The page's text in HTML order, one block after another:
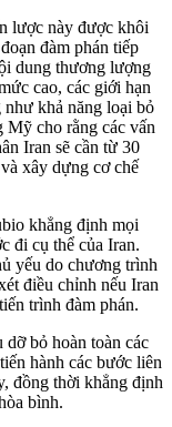
lược này được khôi
đàm phán tiếp
dung thương lượng
cao, các giới hạn
khả năng loại bỏ
cho rằng các vấn
Iran sẽ cần từ 30
xây dựng cơ chế
khẳng định mọi
đi cụ thể của Iran.
yếu do chương trình
điều chỉnh nếu Iran
trình đàm phán.
bỏ hoàn toàn các
hành các bước liên
đồng thời khẳng định
bình.